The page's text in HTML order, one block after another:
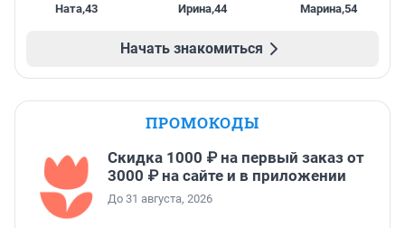
Ната,43 Ирина,44 Марина,54
Начать знакомиться
ПРОМОКОДЫ
Скидка 1000 ₽ на первый заказ от
3000 ₽ на сайте и в приложении
До 31 августа, 2026